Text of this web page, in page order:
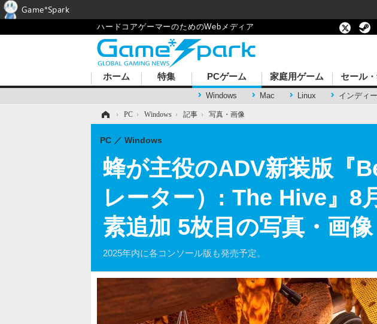
ハードコアゲーマーのためのWebメディア
ホーム 特集 PCゲーム
Windows Mac Linux インディ
家庭用ゲーム セール
› PC › Windows › 記事 › 写真・画像
蜂が主役のADV新装版『
レーター）: The Hive』8
素追加 5枚目の写真・画像
2025年内に各コンソール版も発売予定。
PC Windows
Game*Spark